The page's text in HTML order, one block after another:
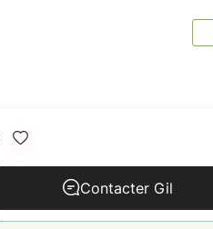
Contacter Gil